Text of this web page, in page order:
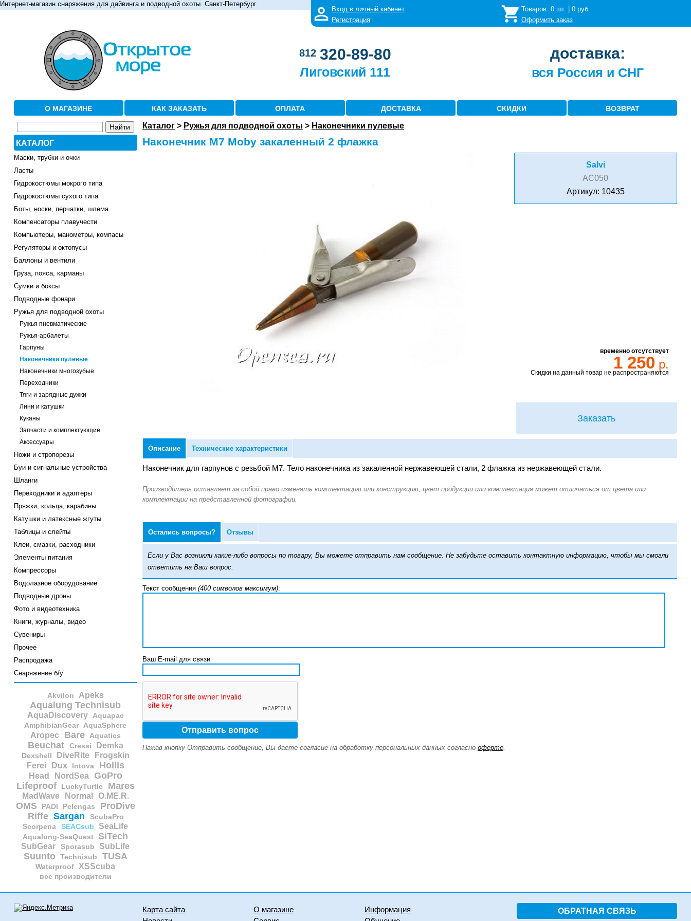
Интернет-магазин снаряжения для дайвинга и подводной охоты. Санкт-Петербург
Вход в личный кабинет
Регистрация
Товаров: 0шт. | 0руб.
Оформить заказ
812 320-89-80
Лиговский 111
доставка:
вся Россия и СНГ
О МАГАЗИНЕ КАК ЗАКАЗАТЬ ОПЛАТА ДОСТАВКА СКИДКИ ВОЗВРАТ
КАТАЛОГ
Маски, трубки и очки
Ласты
Гидрокостюмы мокрого типа
Гидрокостюмы сухого типа
Боты, носки, перчатки, шлема
Компенсаторы плавучести
Компьютеры, манометры, компасы
Регуляторы и октопусы
Баллоны и вентили
Груза, пояса, карманы
Сумки и боксы
Подводные фонари
Ружья для подводной охоты
Ружья пневматические
Ружья-арбалеты
Гарпуны
Наконечники пулевые
Наконечники многозубые
Переходники
Тяги и зарядные дужки
Лини и катушки
Куканы
Запчасти и комплектующие
Аксессуары
Ножи и стропорезы
Буи и сигнальные устройства
Шланги
Переходники и адаптеры
Пряжки, кольца, карабины
Катушки и латексные жгуты
Таблицы и слейты
Клеи, смазки, расходники
Элементы питания
Компрессоры
Водолазное оборудование
Подводные дроны
Фото и видеотехника
Книги, журналы, видео
Сувениры
Прочее
Распродажа
Снаряжение б/у
Akvilon Apeks
Aqualung Technisub
AquaDiscovery Aquapac
AmphibianGear AquaSphere
Aropec Bare Aquatics
Beuchat Cressi Demka
Dexshell DiveRite
Frogskin
Ferei
Dux Intova Hollis
Head NordSea
GoPro
Lifeproof
LuckyTurtle Mares
MadWave Normal O.ME.R.
OMS PADI Pelengas
ProDive
Riffe Sargan
ScubaPro
Scorpena
SEACsub SeaLife
Aqualung-SeaQuest SiTech
SubGear Sporasub SubLife
Suunto Technisub TUSA
Waterproof XSScuba
все производители
Каталог> Ружья для подводной охоты > Наконечники пулевые
Наконечник М7 Moby закаленный 2 флажка
Salvi
AC050
Артикул: 10435
временно отсутствует
1 250 р.
Скидки на данный товар не распространяются
Заказать
Описание Технические характеристики
Наконечник для гарпунов с резьбой М7. Тело наконечника из закаленной нержавеющей стали, 2 флажка из нержавеющей стали.
Остались вопросы? Отзывы
Если у Вас возникли какие-либо вопросы по товару, Вы можете отправить нам сообщение. Не забудьте оставить контактную информацию, чтобы мы смогли
ответить на Ваш вопрос.
Текст сообщения (400 символов максимум):
Ваш E-mail для связи
Нажав кнопку Отправить сообщение, Вы даете согласие на обработку персональных данных согласно оферте.
ОБРАТНАЯ СВЯЗЬ
Карта сайта О магазине
Информация